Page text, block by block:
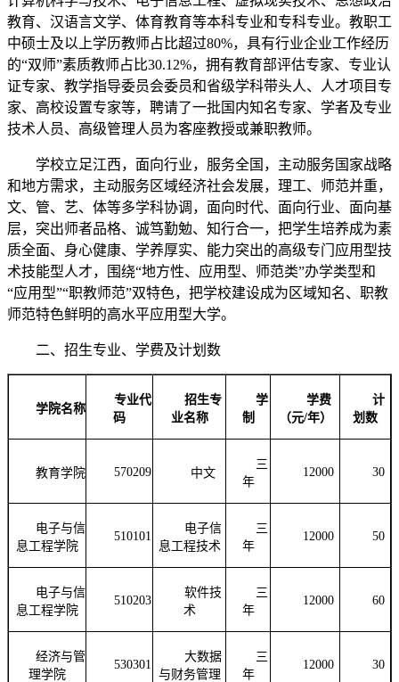
教育、汉语言文学、体育教育等本科专业和专科专业。教职工
中硕士及以上学历教师占比超过80%，具有行业企业工作经历
的“双师”素质教师占比30.12%，拥有教育部评估专家、专业认
证专家、教学指导委员会委员和省级学科带头人、人才项目专
家、高校设置专家等，聘请了一批国内知名专家、学者及专业
技术人员、高级管理人员为客座教授或兼职教师。
学校立足江西，面向行业，服务全国，主动服务国家战略
和地方需求，主动服务区域经济社会发展，理工、师范并重，
文、管、艺、体等多学科协调，面向时代、面向行业、面向基
层，突出师者品格、诚笃勤勉、知行合一，把学生培养成为素
质全面、身心健康、学养厚实、能力突出的高级专门应用型技
术技能型人才，围绕“地方性、应用型、师范类”办学类型和
“应用型”“职教师范”双特色，把学校建设成为区域知名、职教
师范特色鲜明的高水平应用型大学。
二、招生专业、学费及计划数
学院名称
专业代
码
招生专
业名称
学
制
学费
（元/年）
计
划数
教育学院 570209 中文
三
年
12000 30
电子与信
息工程学院
510101
电子信
息工程技术
三
年
12000 50
电子与信
息工程学院
510203
软件技
术
三
年
12000 60
经济与管
理学院
530301
大数据
与财务管理
三
年
12000 30